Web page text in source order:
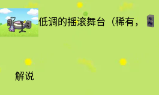
低调的摇滚舞台 （稀有，
解说